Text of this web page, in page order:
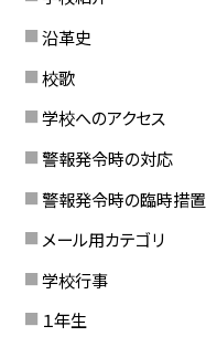
沿革史
校歌
学校へのアクセス
警報発令時の対応
警報発令時の臨時措置
メール用カテゴリ
学校行事
１年生